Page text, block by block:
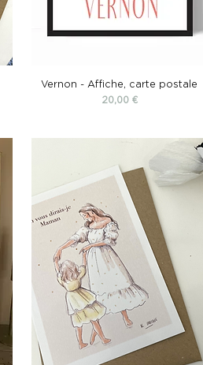
Vernon - Affiche, carte postale
Prix
20,00 €